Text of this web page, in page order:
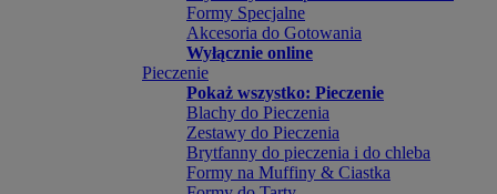
Formy Specjalne
Akcesoria do Gotowania
Wyłącznie online
Pieczenie
Pokaż wszystko: Pieczenie
Blachy do Pieczenia
Zestawy do Pieczenia
Brytfanny do pieczenia i do chleba
Formy na Muffiny & Ciastka